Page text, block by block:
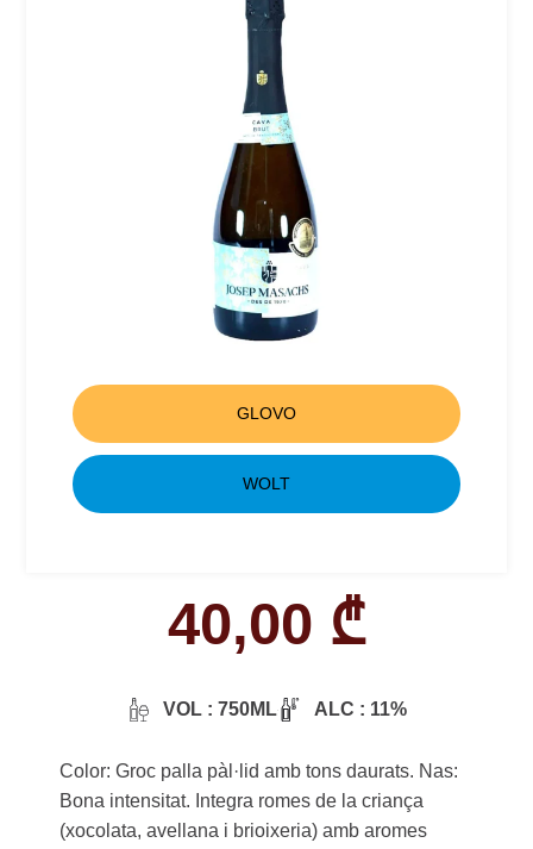
GLOVO
WOLT
40,00 ₾
VOL : 750ML ALC : 11%
Color: Groc palla pàl·lid amb tons daurats. Nas:
Bona intensitat. Integra romes de la criança
(xocolata, avellana i brioixeria) amb aromes